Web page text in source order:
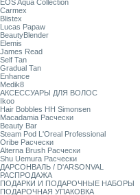
EOS Aqua Collection
Carmex
Blistex
Lucas Papaw
BeautyBlender
Elemis
James Read
Self Tan
Gradual Tan
Enhance
Medik8
АКСЕССУАРЫ ДЛЯ ВОЛОС
Ikoo
Hair Bobbles HH Simonsen
Macadamia Расчески
Beauty Bar
Steam Pod L'Oreal Professional
Oribe Расчески
Alterna Brush Расчески
Shu Uemura Расчески
ДАРСОНВАЛЬ / D'ARSONVAL
РАСПРОДАЖА
ПОДАРКИ И ПОДАРОЧНЫЕ НАБОРЫ
ПОДАРОЧНАЯ УПАКОВКА